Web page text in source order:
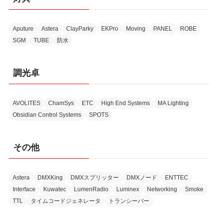
Aputure Astera ClayParky EKPro Moving PANEL
ROBE
SGM
TUBE 防水
調光卓
AVOLITES ChamSys ETC High End Systems
MA Lighting
Obsidian Control Systems
SPOTS
その他
Astera DMXKing DMXスプリッター DMXノード
ENTTEC
Interface
Kuwatec LumenRadio Luminex Networking
Smoke
TTL
タイムコードジェネレータ トランシーバー